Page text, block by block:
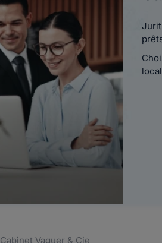
Cabinet Vaguer & Cie